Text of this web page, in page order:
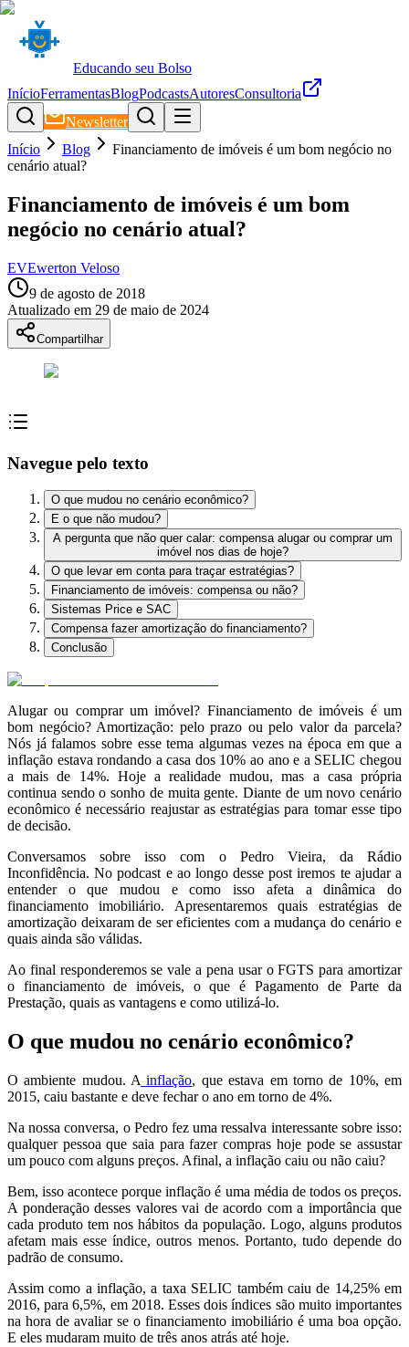
Educando seu Bolso
InícioFerramentasBlogPodcastsAutoresConsultoria
Newsletter
Início
Blog
Financiamento de imóveis é um bom negócio no
cenário atual?
Financiamento de imóveis é um bom
negócio no cenário atual?
EVEwerton Veloso
9 de agosto de 2018
Atualizado em 29 de maio de 2024
Compartilhar
Navegue pelo texto
O que mudou no cenário econômico?
E o que não mudou?
A pergunta que não quer calar: compensa alugar ou comprar um
imóvel nos dias de hoje?
O que levar em conta para traçar estratégias?
Financiamento de imóveis: compensa ou não?
Sistemas Price e SAC
Compensa fazer amortização do financiamento?
Conclusão
Alugar ou comprar um imóvel? Financiamento de imóveis é um
bom negócio? Amortização: pelo prazo ou pelo valor da parcela?
Nós já falamos sobre esse tema algumas vezes na época em que a
inflação estava rondando a casa dos 10% ao ano e a SELIC chegou
a mais de 14%. Hoje a realidade mudou, mas a casa própria
continua sendo o sonho de muita gente. Diante de um novo cenário
econômico é necessário reajustar as estratégias para tomar esse tipo
de decisão.
Conversamos sobre isso com o Pedro Vieira, da Rádio
Inconfidência. No podcast e ao longo desse post iremos te ajudar a
entender o que mudou e como isso afeta a dinâmica do
financiamento imobiliário. Apresentaremos quais estratégias de
amortização deixaram de ser eficientes com a mudança do cenário e
quais ainda são válidas.
Ao final responderemos se vale a pena usar o FGTS para amortizar
o financiamento de imóveis, o que é Pagamento de Parte da
Prestação, quais as vantagens e como utilizá-lo.
O que mudou no cenário econômico?
O ambiente mudou. A inflação, que estava em torno de 10%, em
2015, caiu bastante e deve fechar o ano em torno de 4%.
Na nossa conversa, o Pedro fez uma ressalva interessante sobre isso:
qualquer pessoa que saia para fazer compras hoje pode se assustar
um pouco com alguns preços. Afinal, a inflação caiu ou não caiu?
Bem, isso acontece porque inflação é uma média de todos os preços.
A ponderação desses valores vai de acordo com a importância que
cada produto tem nos hábitos da população. Logo, alguns produtos
afetam mais esse índice, outros menos. Portanto, tudo depende do
padrão de consumo.
Assim como a inflação, a taxa SELIC também caiu de 14,25% em
2016, para 6,5%, em 2018. Esses dois índices são muito importantes
na hora de avaliar se o financiamento imobiliário é uma boa opção.
E eles mudaram muito de três anos atrás até hoje.